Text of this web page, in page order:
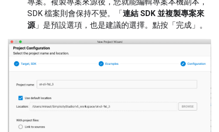
SDK 檔案則會保持不變。「連結 SDK 並複製專案來
源」是預設選項，也是建議的選擇。點按「完成」 。